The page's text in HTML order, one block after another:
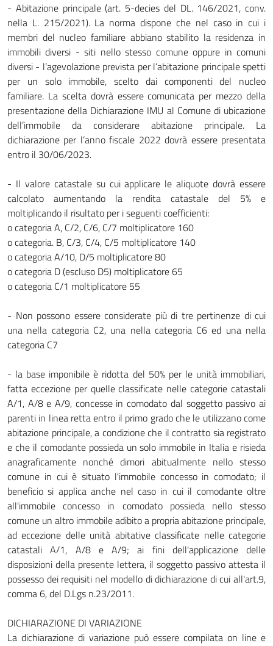
- Abitazione principale (art. 5-decies del DL. 146/2021, conv.
nella L. 215/2021). La norma dispone che nel caso in cui i
membri del nucleo familiare abbiano stabilito la residenza in
immobili diversi - siti nello stesso comune oppure in comuni
diversi - l’agevolazione prevista per l’abitazione principale spetti
per un solo immobile, scelto dai componenti del nucleo
familiare. La scelta dovrà essere comunicata per mezzo della
presentazione della Dichiarazione IMU al Comune di ubicazione
dell’immobile da considerare abitazione principale. La
dichiarazione per l’anno fiscale 2022 dovrà essere presentata
entro il 30/06/2023.
- Il valore catastale su cui applicare le aliquote dovrà essere
calcolato aumentando la rendita catastale del 5% e
moltiplicando il risultato per i seguenti coefficienti:
o categoria A, C/2, C/6, C/7 moltiplicatore 160
o categoria. B, C/3, C/4, C/5 moltiplicatore 140
o categoria A/10, D/5 moltiplicatore 80
o categoria D (escluso D5) moltiplicatore 65
o categoria C/1 moltiplicatore 55
- Non possono essere considerate più di tre pertinenze di cui
una nella categoria C2, una nella categoria C6 ed una nella
categoria C7
- la base imponibile è ridotta del 50% per le unità immobiliari,
fatta eccezione per quelle classificate nelle categorie catastali
A/1, A/8 e A/9, concesse in comodato dal soggetto passivo ai
parenti in linea retta entro il primo grado che le utilizzano come
abitazione principale, a condizione che il contratto sia registrato
e che il comodante possieda un solo immobile in Italia e risieda
anagraficamente nonché dimori abitualmente nello stesso
comune in cui è situato l'immobile concesso in comodato; il
beneficio si applica anche nel caso in cui il comodante oltre
all'immobile concesso in comodato possieda nello stesso
comune un altro immobile adibito a propria abitazione principale,
ad eccezione delle unità abitative classificate nelle categorie
catastali A/1, A/8 e A/9; ai fini dell'applicazione delle
disposizioni della presente lettera, il soggetto passivo attesta il
possesso dei requisiti nel modello di dichiarazione di cui all'art.9,
comma 6, del D.Lgs n.23/2011.
DICHIARAZIONE DI VARIAZIONE
La dichiarazione di variazione può essere compilata on line e